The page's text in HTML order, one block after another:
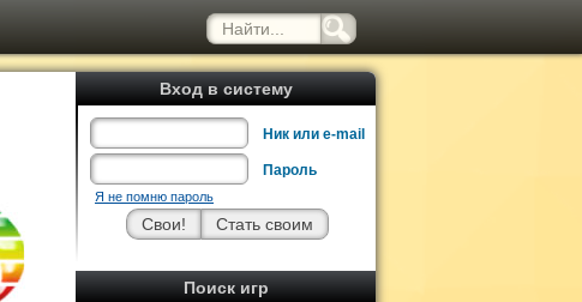
Вход в систему
Ник или e-mail
Пароль
Я не помню пароль
Поиск игр